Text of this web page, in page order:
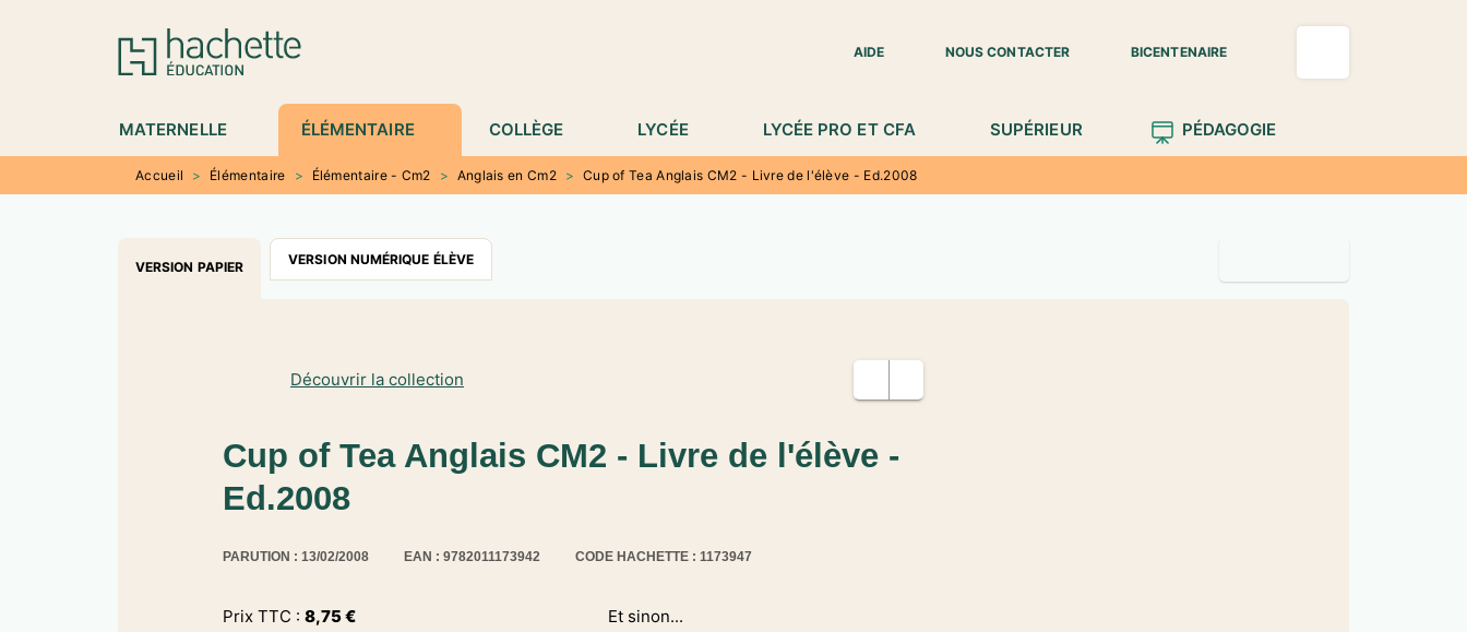
MENU RECHERCHE
AIDE
NOUS CONTACTER BICENTENAIRE
MATERNELLE ÉLÉMENTAIRE COLLÈGE LYCÉE LYCÉE PRO ET CFA SUPÉRIEUR PÉDAGOGIE
Accueil > Élémentaire > Élémentaire - Cm2 > Anglais en Cm2 > Cup of Tea Anglais CM2 - Livre de l'élève - Ed.2008
VERSION PAPIER VERSION NUMÉRIQUE ÉLÈVE
Découvrir la collection
Cup of Tea Anglais CM2 - Livre de l'élève -
Ed.2008
PARUTION : 13/02/2008 EAN : 9782011173942 CODE HACHETTE : 1173947
Prix TTC : 8,75€
Et sinon...